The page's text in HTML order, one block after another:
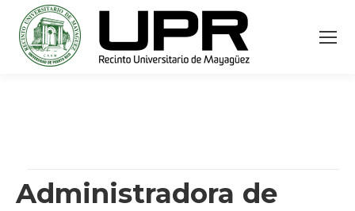
Administradora de